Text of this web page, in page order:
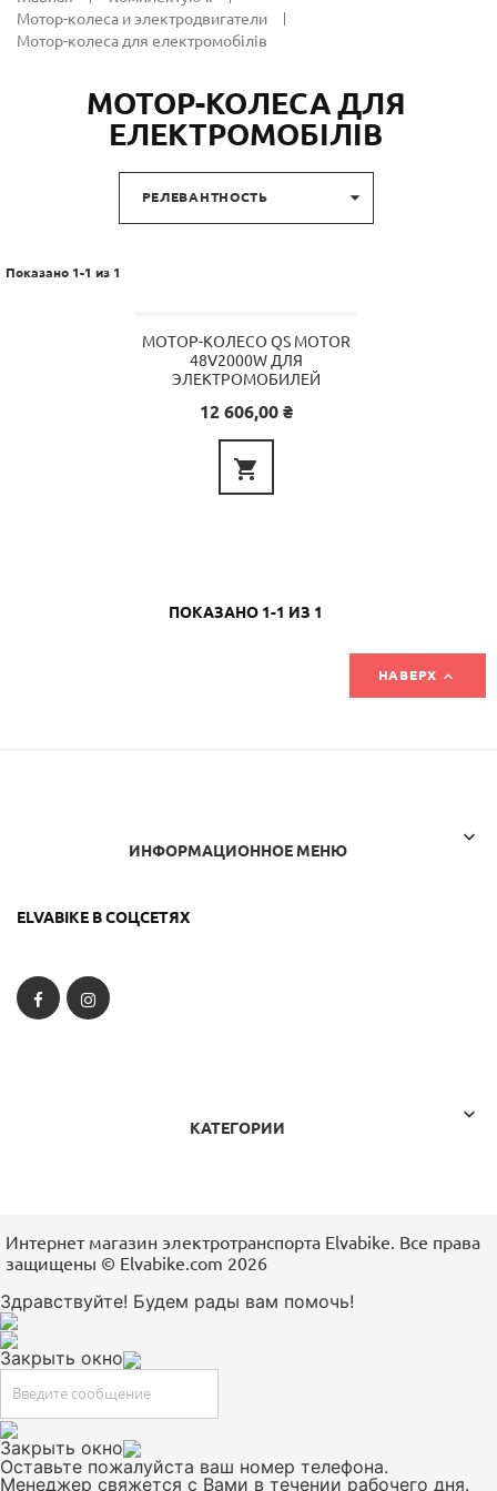
Мотор-колеса и электродвигатели
Мотор-колеса для електромобілів
МОТОР-КОЛЕСА ДЛЯ
ЕЛЕКТРОМОБІЛІВ
РЕЛЕВАНТНОСТЬ 
Показано 1-1 из 1
МОТОР-КОЛЕСО QS MOTOR
48V2000W ДЛЯ
ЭЛЕКТРОМОБИЛЕЙ
Цена
12 606,00 ₴

ПОКАЗАНО 1-1 ИЗ 1
НАВЕРХ 
ИНФОРМАЦИОННОЕ МЕНЮ

ELVABIKE В СОЦСЕТЯХ
КАТЕГОРИИ

Интернет магазин электротранспорта Elvabike. Все права
защищены ©️ Elvabike.com 2026
Здравствуйте! Будем рады вам помочь!
Закрыть окно
Закрыть окно
Оставьте пожалуйста ваш номер телефона.
Менеджер свяжется с Вами в течении рабочего дня.